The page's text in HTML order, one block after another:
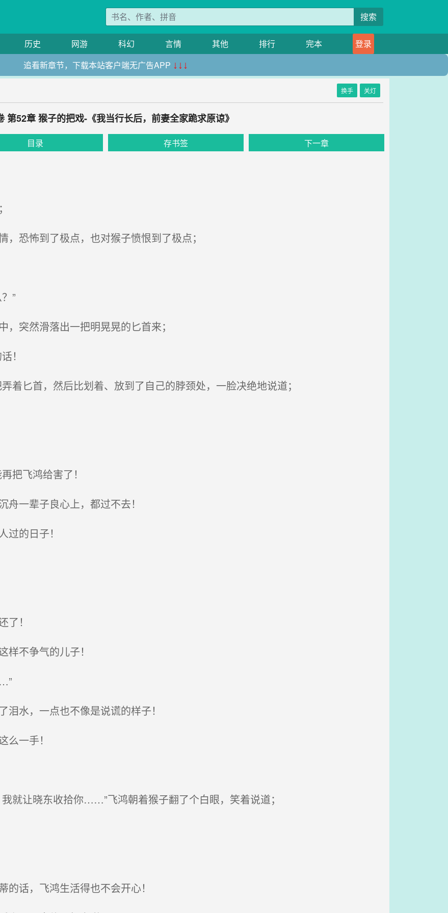
搜索
历史 网游 科幻 言情 其他 排行 完本
登录
追看新章节，下载本站客户端无广告APP ↓↓↓
换手 关灯
第52章 猴子的把戏-《我当行长后，前妻全家跪求原谅》
目录 存书签 下一章
恐怖到了极点，也对猴子愤恨到了极点；
”
突然滑落出一把明晃晃的匕首来；
！
匕首，然后比划着、放到了自己的脖颈处，一脸决绝地说道；
把飞鸿给害了！
一辈子良心上，都过不去！
的日子！
！
不争气的儿子！
水，一点也不像是说谎的样子！
一手！
就让晓东收拾你……”飞鸿朝着猴子翻了个白眼，笑着说道；
话，飞鸿生活得也不会开心！